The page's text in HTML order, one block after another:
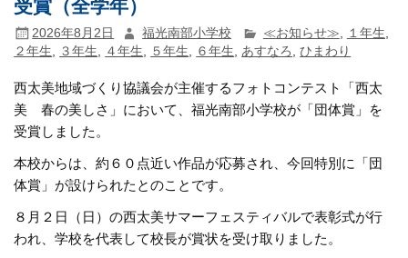
受賞（全学年）
2026年8月2日 福光南部小学校 ≪お知らせ≫ １年生
２年生, ３年生, ４年生, ５年生, ６年生, あすなろ ,ひまわり
西太美地域づくり協議会が主催するフォトコンテスト「西太
美 春の美しさ」において、福光南部小学校が「団体賞」を
受賞しました。
本校からは、約６０点近い作品が応募され、今回特別に「団
体賞」が設けられたとのことです。
８月２日（日）の西太美サマーフェスティバルで表彰式が行
われ、学校を代表して校長が賞状を受け取りました。